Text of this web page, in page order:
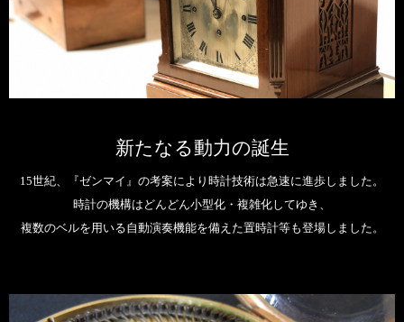
新たなる動力の誕生
15世紀、『ゼンマイ』の考案により時計技術は急速に進歩しました。
時計の機構はどんどん小型化・複雑化してゆき、
複数のベルを用いる自動演奏機能を備えた置時計等も登場しました。